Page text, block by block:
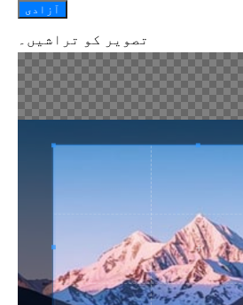
آزادی
تصویر کو تراشیں۔